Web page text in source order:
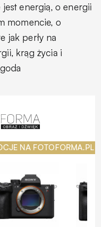
energią, o energii
momencie, o
jak perły na
krąg życia i
NA FOTOFORMA.PL